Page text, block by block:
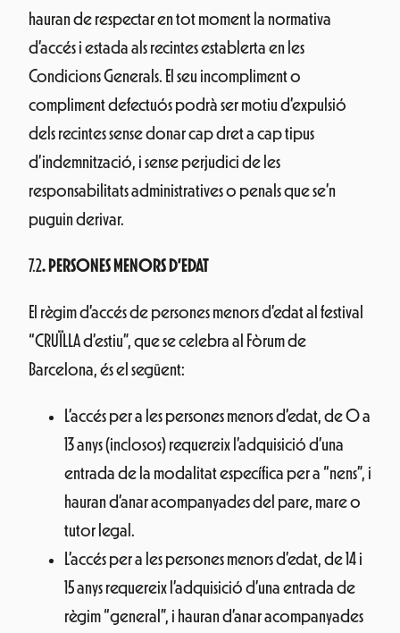
hauran de respectar en tot moment la normativa
d’accés i estada als recintes establerta en les
Condicions Generals. El seu incompliment o
compliment defectuós podrà ser motiu d’expulsió
dels recintes sense donar cap dret a cap tipus
d’indemnització, i sense perjudici de les
responsabilitats administratives o penals que se’n
puguin derivar.
7.2. PERSONES MENORS D’EDAT
El règim d’accés de persones menors d’edat al festival
“CRUÏLLA d’estiu”, que se celebra al Fòrum de
Barcelona, és el següent:
L’accés per a les persones menors d’edat, de 0 a
13 anys (inclosos) requereix l’adquisició d’una
entrada de la modalitat específica per a “nens”, i
hauran d’anar acompanyades del pare, mare o
tutor legal.
L’accés per a les persones menors d’edat, de 14 i
15 anys requereix l’adquisició d’una entrada de
règim “general”, i hauran d’anar acompanyades